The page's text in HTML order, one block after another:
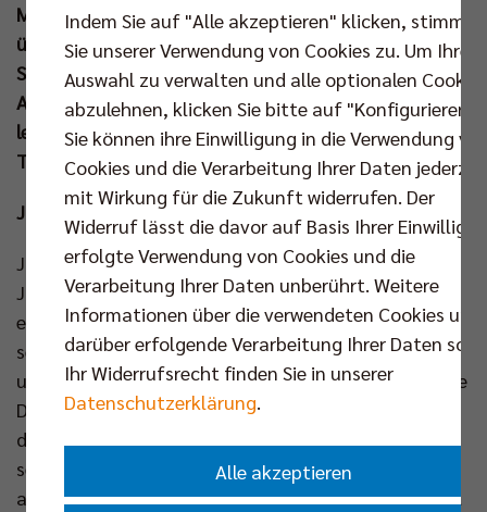
Medaillen durch. In der Frauen-Bundesliga
überzeugte Elles Dambrink vom SSC Palmberg
Schwerin mit zehn goldenen und zwei silbernen
Auszeichnungen. Beide MVPs bekamen nach den
letzten Finalmatches die von air up® präsentierten
Trophäen überreicht.
Jakes Hanes, der Überflieger aus Chicago
Jakes Hanes aus den USA hat sich in seinem ersten
Jahr bei den BR Volleys zur absoluten Führungsfigur
entwickelt. Mit seinem explosiven Angriffsspiel,
seinen druckvollen Aufschlagserien und einem
unerschütterlichen Siegeswillen war der 27 Jahre alte
Diagonalangreifer in fast jedem Spiel ein Garant für
den Erfolg seines Teams. In Berlin feierte er nicht nur
seinen sportlichen Durchbruch, sondern begeisterte
auch die Fans mit seiner emotionalen Spielweise. Viel
Indem Sie auf "Alle akzeptieren" klicken, stimmen
Sie unserer Verwendung von Cookies zu. Um Ihre
Auswahl zu verwalten und alle optionalen Cookies
abzulehnen, klicken Sie bitte auf "Konfigurieren".
Sie können ihre Einwilligung in die Verwendung
Cookies und die Verarbeitung Ihrer Daten
mit Wirkung für die Zukunft widerrufen. Der
Widerruf lässt die davor auf Basis Ihrer
erfolgte Verwendung von Cookies und die
Verarbeitung Ihrer Daten unberührt. Weitere
Informationen über die verwendeten Cookies und
darüber erfolgende Verarbeitung Ihrer Daten
Ihr Widerrufsrecht finden Sie in unserer
Datenschutzerklärung.
Alle akzeptieren